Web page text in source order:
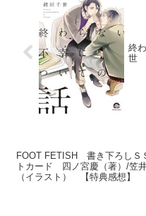
終
世
FOOT FETISH 書き下ろしＳ
トカード 四ノ宮慶（著）/笠
（イラスト） 【特典感想】